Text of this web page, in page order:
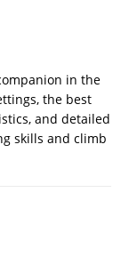
in the
the best
and detailed
skills and climb